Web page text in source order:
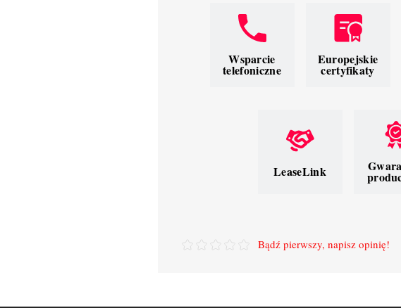
Wsparcie
telefoniczne
Europejskie
certyfikaty
LeaseLink
Bądź pierwszy, napisz opinię!